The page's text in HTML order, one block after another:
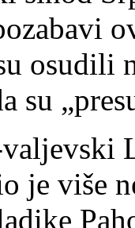
osudili
su
je više